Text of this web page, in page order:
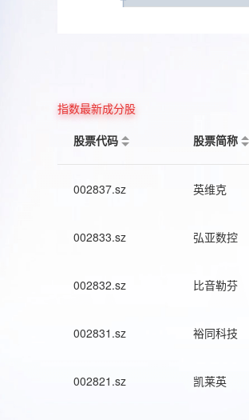
指数最新成分股
股票代码
股票简称
002837.sz 英维克
002833.sz 弘亚数控
002832.sz 比音勒芬
002831.sz 裕同科技
002821.sz 凯莱英